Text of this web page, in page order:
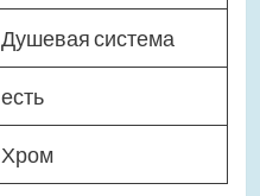
Душевая система
есть
Хром